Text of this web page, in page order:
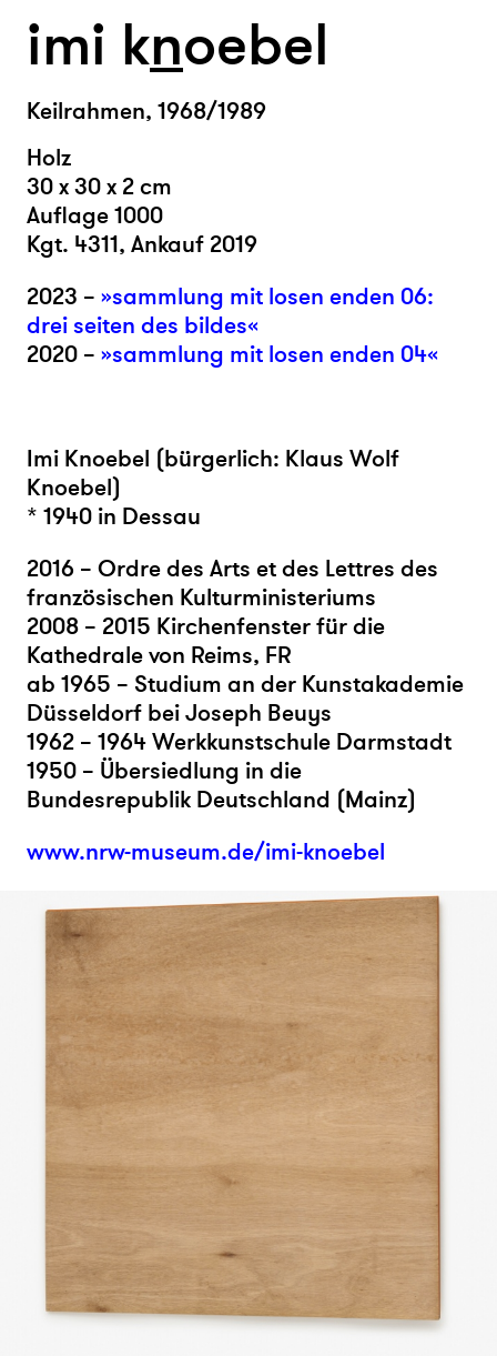
imi knoebel
Keilrahmen, 1968/1989
Holz
30 x 30 x 2 cm
Auflage 1000
Kgt. 4311, Ankauf 2019
2023 – »sammlung mit losen enden 06:
drei seiten des bildes«
2020 – »sammlung mit losen enden 04«
Imi Knoebel (bürgerlich: Klaus Wolf
Knoebel)
* 1940 in Dessau
2016 – Ordre des Arts et des Lettres des
französischen Kulturministeriums
2008 – 2015 Kirchenfenster für die
Kathedrale von Reims, FR
ab 1965 – Studium an der Kunstakademie
Düsseldorf bei Joseph Beuys
1962 – 1964 Werkkunstschule Darmstadt
1950 – Übersiedlung in die
Bundesrepublik Deutschland (Mainz)
www.nrw-museum.de/imi-knoebel